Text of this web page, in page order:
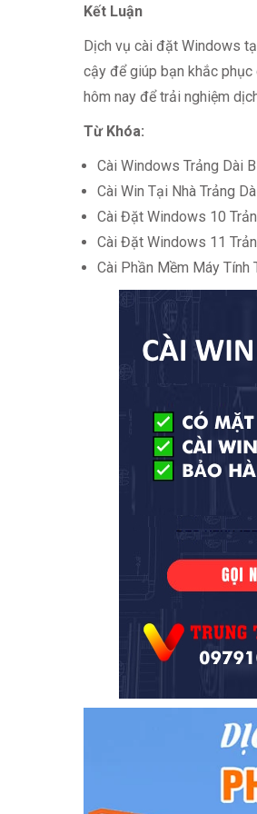
Kết Luận
Dịch vụ cài đặt Windows
cậy để giúp bạn khắc phục
hôm nay để trải nghiệm
Từ Khóa:
Cài Windows Trảng Dài
Cài Win Tại Nhà Trảng
Cài Đặt Windows 10
Cài Đặt Windows 11
Cài Phần Mềm Máy Tính